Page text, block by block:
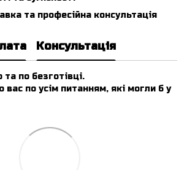
та професійна консультація
Консультація
по безготівці.
вас по усім питанням, які могли б у